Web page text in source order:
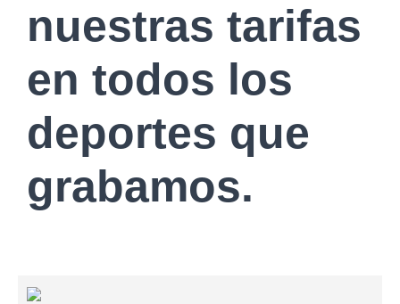
nuestras tarifas
en todos los
deportes que
grabamos.